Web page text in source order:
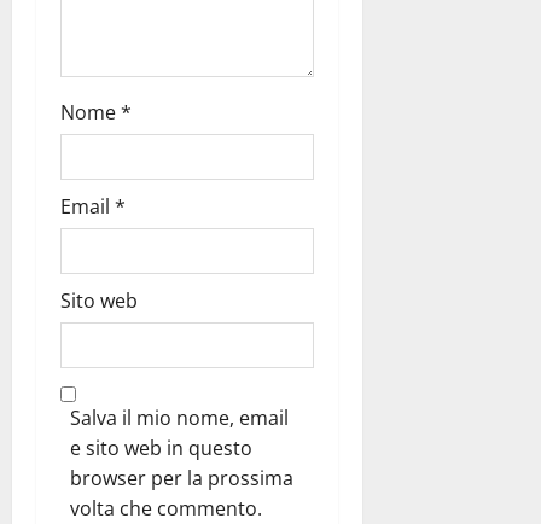
Nome*
Email *
Sito web
Salva il mio nome, email
e sito web in questo
browser per la prossima
volta che commento.